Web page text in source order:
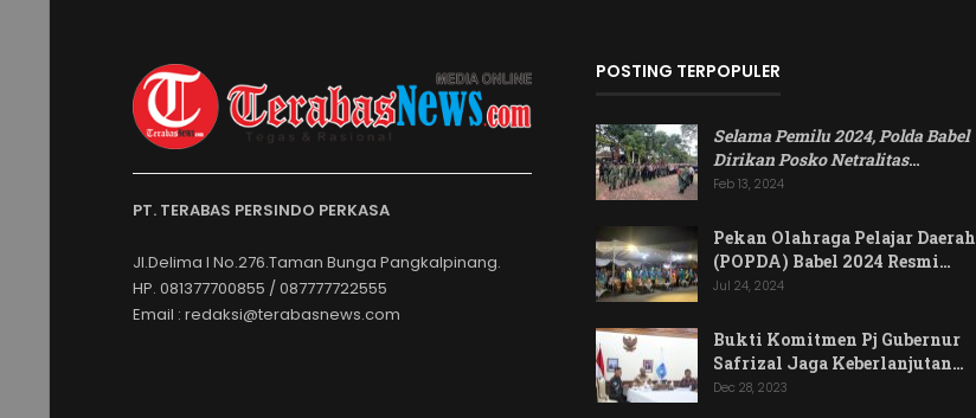
PT. TERABAS PERSINDO PERKASA
Jl.Delima I No.276.Taman Bunga Pangkalpinang.
HP. 081377700855 / 087777722555
Email : redaksi@terabasnews.com
POSTING TERPOPULER
Selama Pemilu 2024, Polda Babel
Dirikan Posko Netralitas…
Feb 13, 2024
Pekan Olahraga Pelajar Daerah
(POPDA) Babel 2024 Resmi…
Jul 24, 2024
Bukti Komitmen Pj Gubernur
Safrizal Jaga Keberlanjutan…
Dec 28, 2023